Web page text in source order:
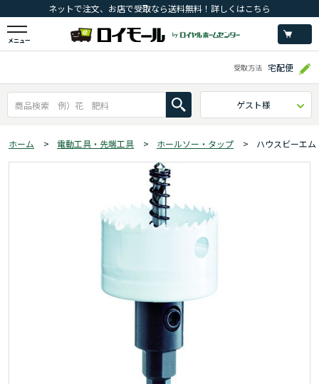
ネットで注文、お店で受取なら送料無料！詳しくはこちら
メニュー
受取方法 宅配便
ゲスト様
ホーム > 電動工具・先端工具 > ホールソー・タップ > ハウスビーエ